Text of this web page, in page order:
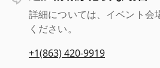
詳細については、イベント会
ください。
+1(863) 420-9919